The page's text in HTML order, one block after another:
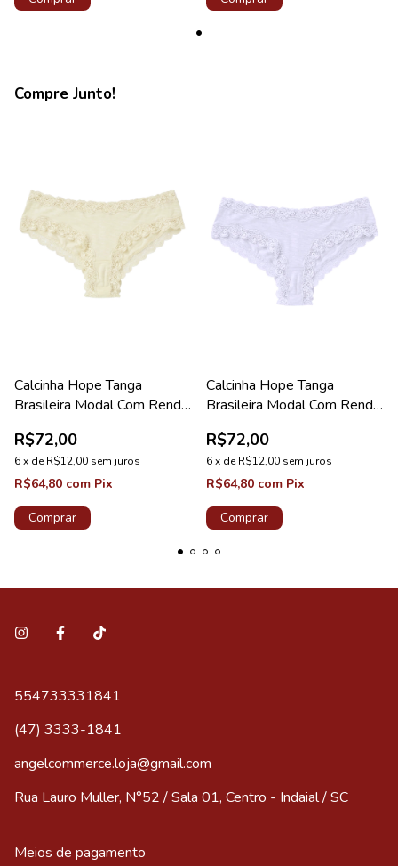
Compre Junto!
Calcinha Hope Tanga
Brasileira Modal Com Renda
Green
R$72,00
6x deR$12,00 sem juros
R$64,80 com Pix
Comprar
Calcinha Hope Tanga
Brasileira Modal Com Renda
R$72,00
6x deR$12,00 sem juros
R$64,80 com Pix
Comprar
554733331841
(47) 3333-1841
angelcommerce.loja@gmail.com
Rua Lauro Muller, N°52 / Sala 01, Centro - Indaial / SC
Meios de pagamento